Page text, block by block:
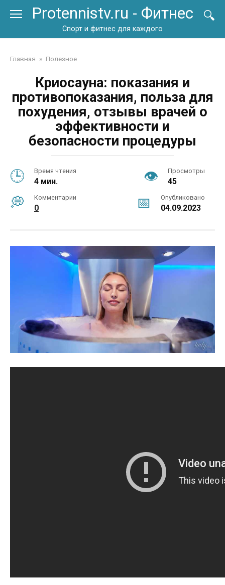
Protennistv.ru - Фитнес
Спорт и фитнес для каждого
Главная » Полезное
Криосауна: показания и
противопоказания, польза для
похудения, отзывы врачей о
эффективности и
безопасности процедуры
Время чтения
4 мин.
Просмотры
45
Комментарии
0
Опубликовано
04.09.2023